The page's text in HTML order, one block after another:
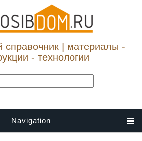
справочник | материалы -
- технологии
Navigation